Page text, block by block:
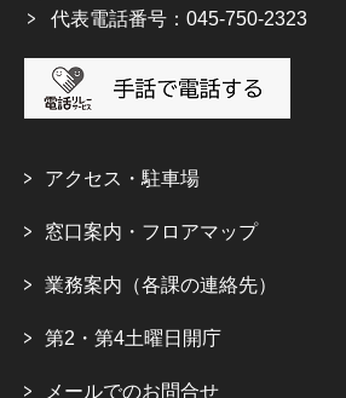
代表電話番号：045-750-2323
アクセス・駐車場
窓口案内・フロアマップ
業務案内（各課の連絡先）
第2・第4土曜日開庁
メールでのお問合せ